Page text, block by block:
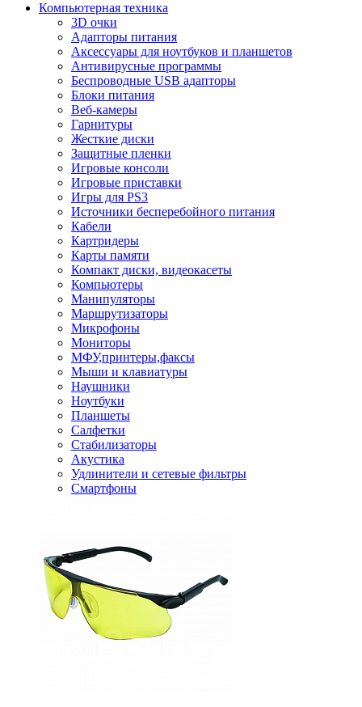
Компьютерная техника
3D очки
Адапторы питания
Аксессуары для ноутбуков и планшетов
Антивирусные программы
Беспроводные USB адапторы
Блоки питания
Веб-камеры
Гарнитуры
Жесткие диски
Защитные пленки
Игровые консоли
Игровые приставки
Игры для PS3
Источники бесперебойного питания
Кабели
Картридеры
Карты памяти
Компакт диски, видеокасеты
Компьютеры
Манипуляторы
Маршрутизаторы
Микрофоны
Мониторы
МФУ,принтеры,факсы
Мыши и клавиатуры
Наушники
Ноутбуки
Планшеты
Салфетки
Стабилизаторы
Акустика
Удлинители и сетевые фильтры
Смартфоны